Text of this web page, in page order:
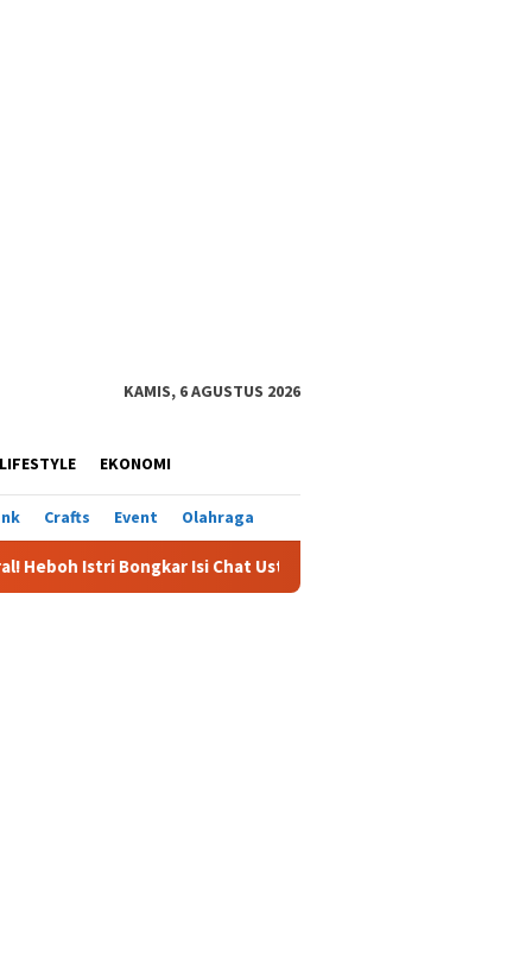
KAMIS, 6 AGUSTUS 2026
LIFESTYLE EKONOMI
Crafts Event Olahraga
Isi Chat Ustadz dan Santriwati yang Bikin Ngeri dan Jijik